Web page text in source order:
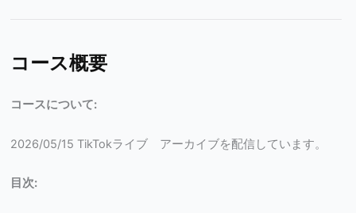
コース概要
コースについて:
2026/05/15 TikTokライブ アーカイブを配信しています。
目次: